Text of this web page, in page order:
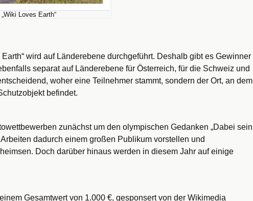
Loves Earth“
wird auf Länderebene durchgeführt. Deshalb gibt es Gewinner
separat auf Länderebene für Österreich, für die Schweiz und
woher eine Teilnehmer stammt, sondern der Ort, an dem
befindet.
zunächst um den olympischen Gedanken „Dabei sein
dadurch einem großen Publikum vorstellen und
Doch darüber hinaus werden in diesem Jahr auf einige
Gesamtwert von 1.000 €, gesponsert von der Wikimedia